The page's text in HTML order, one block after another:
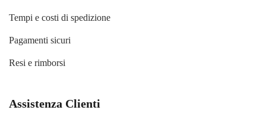
Tempi e costi di spedizione
Pagamenti sicuri
Resi e rimborsi
Assistenza Clienti